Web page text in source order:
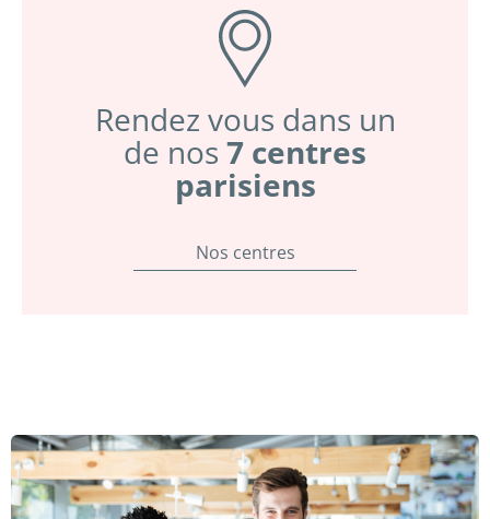
Rendez vous dans un
de nos 7 centres
parisiens
Nos centres